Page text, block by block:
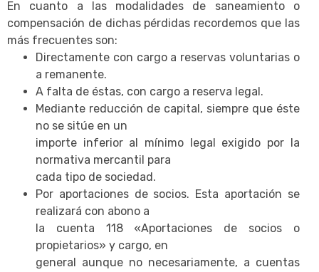
En cuanto a las modalidades de saneamiento o
compensación de dichas pérdidas recordemos que las
más frecuentes son:
Directamente con cargo a reservas voluntarias o
a remanente.
A falta de éstas, con cargo a reserva legal.
Mediante reducción de capital, siempre que éste
no se sitúe en un
importe inferior al mínimo legal exigido por la
normativa mercantil para
cada tipo de sociedad.
Por aportaciones de socios. Esta aportación se
realizará con abono a
la cuenta 118 «Aportaciones de socios o
propietarios» y cargo, en
general aunque no necesariamente, a cuentas